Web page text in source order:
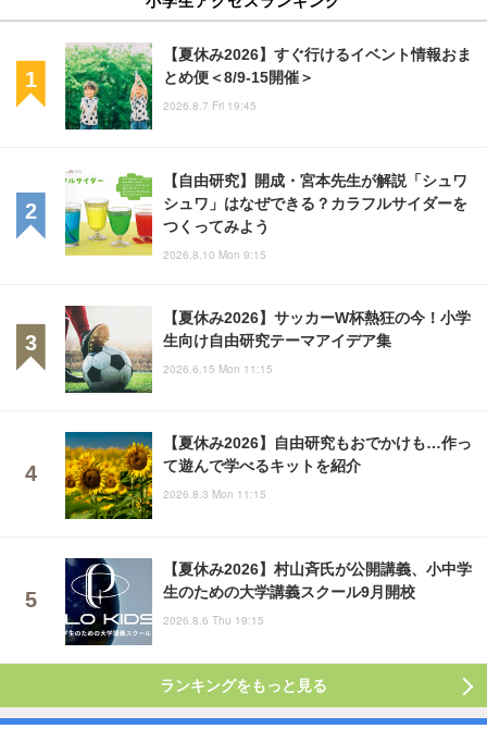
【夏休み2026】すぐ行けるイベント情報おま
とめ便＜8/9-15開催＞
2026.8.7 Fri 19:45
【自由研究】開成・宮本先生が解説「シュワ
シュワ」はなぜできる？カラフルサイダーを
つくってみよう
2026.8.10 Mon 9:15
【夏休み2026】サッカーW杯熱狂の今！小学
生向け自由研究テーマアイデア集
2026.6.15 Mon 11:15
【夏休み2026】自由研究もおでかけも…作っ
て遊んで学べるキットを紹介
2026.8.3 Mon 11:15
【夏休み2026】村山斉氏が公開講義、小中学
生のための大学講義スクール9月開校
2026.8.6 Thu 19:15
ランキングをもっと見る